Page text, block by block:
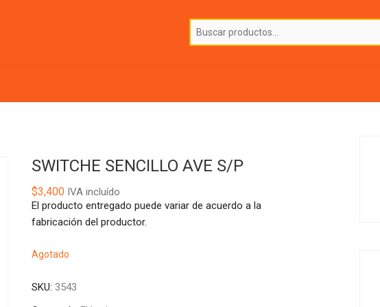
SWITCHE SENCILLO AVE S/P
$3,400 IVA incluído
El producto entregado puede variar de acuerdo a la
fabricación del productor.
Agotado
SKU: 3543